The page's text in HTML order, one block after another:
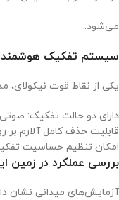
می‌شود.
سیستم تفکیک هوشمند
یکی از نقاط قوت
دارای دو حالت تفکیک:
قابلیت حذف کامل آلارم
امکان تنظیم حساسیت
بررسی عملکرد در زمین